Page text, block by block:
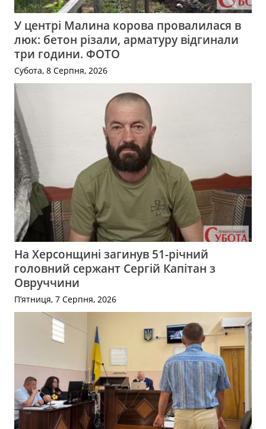
У центрі Малина корова провалилася в
люк: бетон різали, арматуру відгинали
три години. ФОТО
Субота, 8 Серпня, 2026
На Херсонщині загинув 51-річний
головний сержант Сергій Капітан з
Овруччини
П’ятниця, 7 Серпня, 2026